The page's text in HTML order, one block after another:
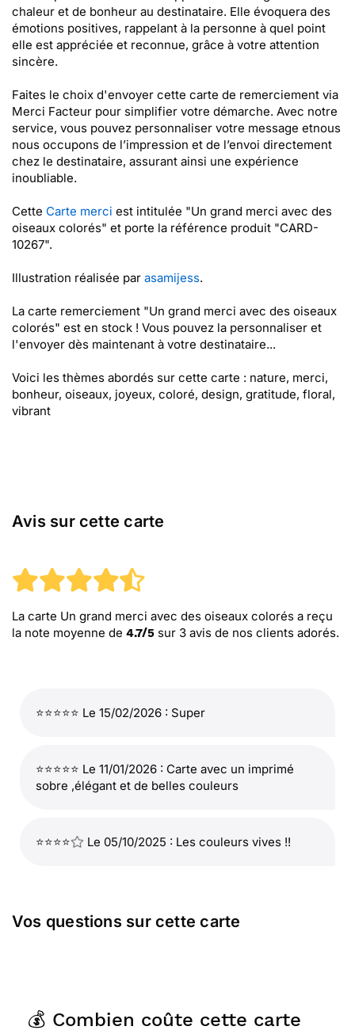
chaleur et de bonheur au destinataire. Elle évoquera des
émotions positives, rappelant à la personne à quel point
elle est appréciée et reconnue, grâce à votre attention
sincère.
Faites le choix d'envoyer cette carte de remerciement via
Merci Facteur pour simplifier votre démarche. Avec notre
service, vous pouvez personnaliser votre message etnous
nous occupons de l’impression et de l’envoi directement
chez le destinataire, assurant ainsi une expérience
inoubliable.
Cette Carte merci est intitulée "Un grand merci avec des
oiseaux colorés" et porte la référence produit "CARD-
10267".
Illustration réalisée par asamijess.
La carte remerciement "Un grand merci avec des oiseaux
colorés" est en stock ! Vous pouvez la personnaliser et
l'envoyer dès maintenant à votre destinataire...
Voici les thèmes abordés sur cette carte : nature, merci,
bonheur, oiseaux, joyeux, coloré, design, gratitude, floral,
vibrant
Avis sur cette carte
La carte Un grand merci avec des oiseaux colorés a reçu
la note moyenne de 4.7/5 sur 3 avis de nos clients adorés.
⭐⭐⭐⭐⭐ Le 15/02/2026 : Super
⭐⭐⭐⭐⭐ Le 11/01/2026 : Carte avec un imprimé
sobre ,élégant et de belles couleurs
⭐⭐⭐⭐ Le 05/10/2025 : Les couleurs vives !!
Vos questions sur cette carte
💰 Combien coûte cette carte